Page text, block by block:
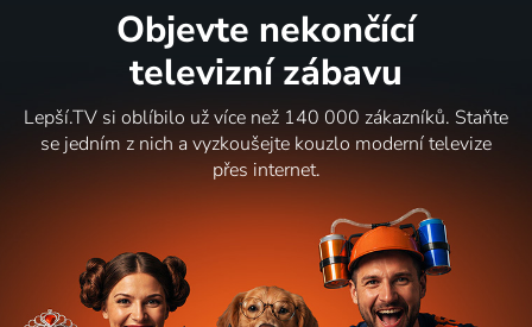
Objevte nekončící
televizní zábavu
Lepší.TV si oblíbilo už více než 140 000 zákazníků. Staňte
se jedním z nich a vyzkoušejte kouzlo moderní televize
přes internet.